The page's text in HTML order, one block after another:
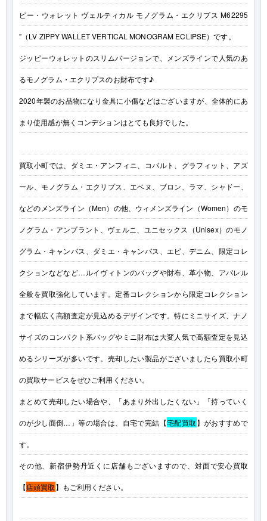
ピー・ウォレット ヴェルティカル モノグラム・エクリプス M62295
”（LV ZIPPY WALLET VERTICAL MONOGRAM ECLIPSE）です。
ジッピーウォレットのスリムバージョンで、メンズラインで人気のあ
るモノグラム・エクリプスのお財布です♪
2020年製のお品物になり金具に小傷などはございますが、全体的にあ
まり使用感が無くコンデションはとても良好でした。
買取小町では、ダミエ・アンフィニ、コバルト、グラフィット、アズ
ール、モノグラム・エクリプス、エベヌ、ブロン、ラマ、シャドー、
などのメンズライン（Men）の他、ウィメンズライン（Women）のモ
ノグラム・アンプラント、ヴェルニ、ユニセックス（Unisex）のモノ
グラム・キャンバス、ダミエ・キャンバス、エピ、デニム、限定コレ
クションなどなど…ルイヴィトンのバッグや財布、革小物、アパレル
全般を買取強化しています。定番コレクションから限定コレクション
まで幅広く高額査定が見込めるデザインです。特にミニサイズ、ナノ
サイズのコンパクト系バッグやミニ財布は大変人気で高額査定を見込
めるシリーズが多いです。売却したい製品がございましたら買取小町
の買取サービスをぜひご利用ください。
まとめて売却したい場合や、「あまり外出したくない」「持っていく
のが少し面倒…」等の場合は、自宅で完結【宅配買取】がおすすめで
す。
その他、新宿伊勢丹近くに店舗もございますので、対面で安心買取
【店頭買取】もご利用ください。